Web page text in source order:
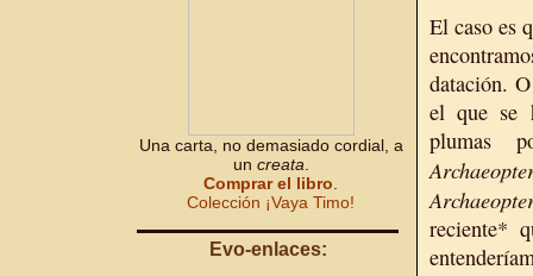
Una carta, no demasiado cordial, a
un creata
Comprar el libro
Colección ¡Vaya Timo!
Evo-enlaces:
El caso es
datación.
el que se
plumas
reciente*